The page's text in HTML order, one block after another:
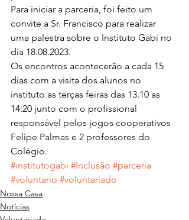
Para iniciar a parceria, foi feito um
convite a Sr. Francisco para realizar
uma palestra sobre o Instituto Gabi no
dia 18.08.2023.
Os encontros acontecerão a cada 15
dias com a visita dos alunos no
instituto as terças feiras das 13.10 as
14:20 junto com o profissional
responsável pelos jogos cooperativos
Felipe Palmas e 2 professores do
Colégio.
#institutogabi #Inclusão #parceria
#voluntario #voluntariado
Nossa Casa
Notícias